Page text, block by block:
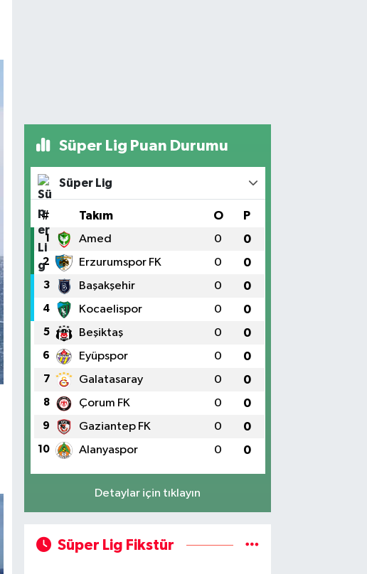
Süper Lig Puan Durumu
Süper Lig
# Takım O P
1 Amed 0 0
2 Erzurumspor FK 0 0
3 Başakşehir 0 0
4 Kocaelispor 0 0
5 Beşiktaş 0 0
6 Eyüpspor 0 0
7 Galatasaray 0 0
8 Çorum FK 0 0
9 Gaziantep FK 0 0
10 Alanyaspor 0 0
Detaylar için tıklayın
Süper Lig Fikstür